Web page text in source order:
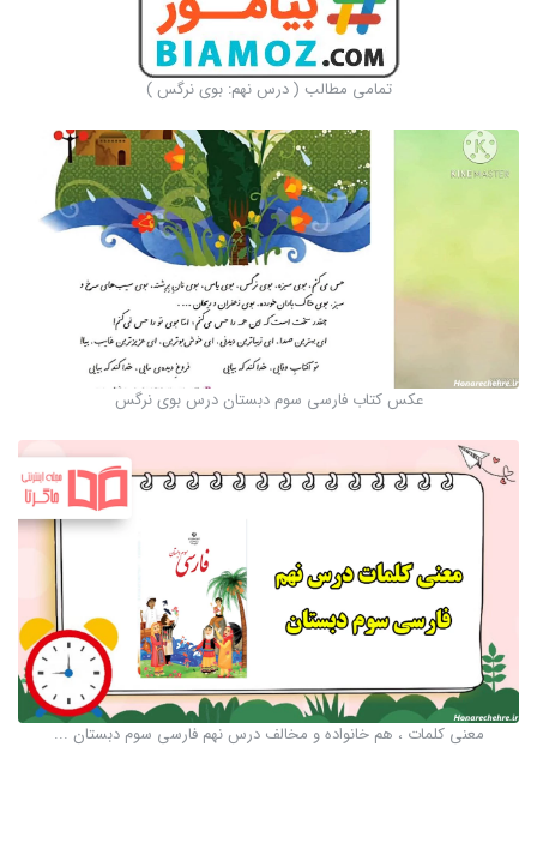
تمامی مطالب ( درس نهم: بوی نرگس )
عکس کتاب فارسی سوم دبستان درس بوی نرگس
معنی کلمات ، هم خانواده و مخالف درس نهم فارسی سوم دبستان ...